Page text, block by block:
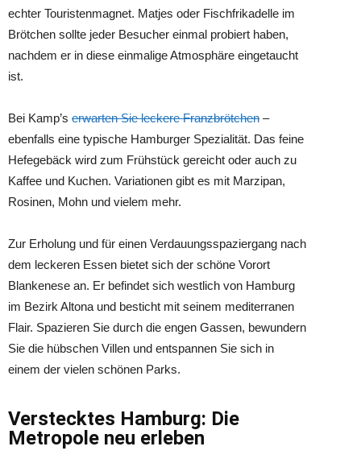
echter Touristenmagnet. Matjes oder Fischfrikadelle im
Brötchen sollte jeder Besucher einmal probiert haben,
nachdem er in diese einmalige Atmosphäre eingetaucht
ist.
Bei Kamp’s erwarten Sie leckere Franzbrötchen –
ebenfalls eine typische Hamburger Spezialität. Das feine
Hefegebäck wird zum Frühstück gereicht oder auch zu
Kaffee und Kuchen. Variationen gibt es mit Marzipan,
Rosinen, Mohn und vielem mehr.
Zur Erholung und für einen Verdauungsspaziergang nach
dem leckeren Essen bietet sich der schöne Vorort
Blankenese an. Er befindet sich westlich von Hamburg
im Bezirk Altona und besticht mit seinem mediterranen
Flair. Spazieren Sie durch die engen Gassen, bewundern
Sie die hübschen Villen und entspannen Sie sich in
einem der vielen schönen Parks.
Verstecktes Hamburg: Die
Metropole neu erleben